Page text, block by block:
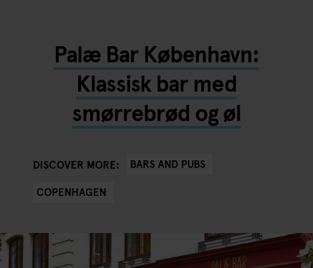
Palæ Bar København:
Klassisk bar med
smørrebrød og øl
DISCOVER MORE:
BARS AND PUBS
COPENHAGEN